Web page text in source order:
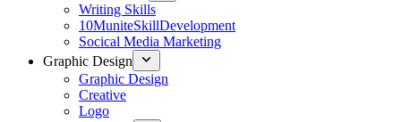
Writing Skills
10MuniteSkillDevelopment
Socical Media Marketing
Graphic Design
Graphic Design
Creative
Logo